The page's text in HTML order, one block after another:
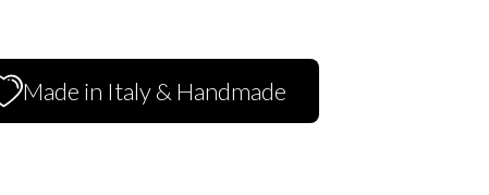
Made in Italy & Handmade